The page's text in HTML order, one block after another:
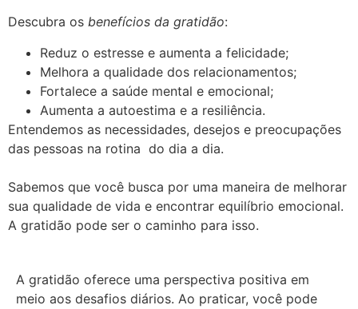
Descubra os benefícios da gratidão:
Reduz o estresse e aumenta a felicidade;
Melhora a qualidade dos relacionamentos;
Fortalece a saúde mental e emocional;
Aumenta a autoestima e a resiliência.
Entendemos as necessidades, desejos e preocupações
das pessoas na rotina do dia a dia.
Sabemos que você busca por uma maneira de melhorar
sua qualidade de vida e encontrar equilíbrio emocional.
A gratidão pode ser o caminho para isso.
A gratidão oferece uma perspectiva positiva em
meio aos desafios diários. Ao praticar, você pode